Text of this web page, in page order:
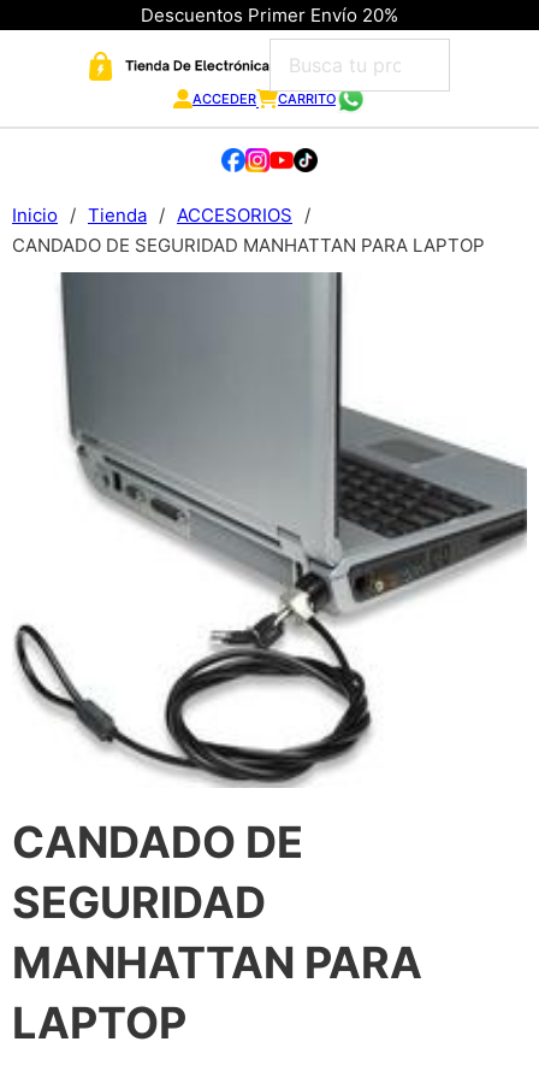
Descuentos Primer Envío 20%
ACCEDER CARRITO
Inicio / Tienda / ACCESORIOS
/
CANDADO DE SEGURIDAD MANHATTAN PARA LAPTOP
CANDADO DE
SEGURIDAD
MANHATTAN PARA
LAPTOP